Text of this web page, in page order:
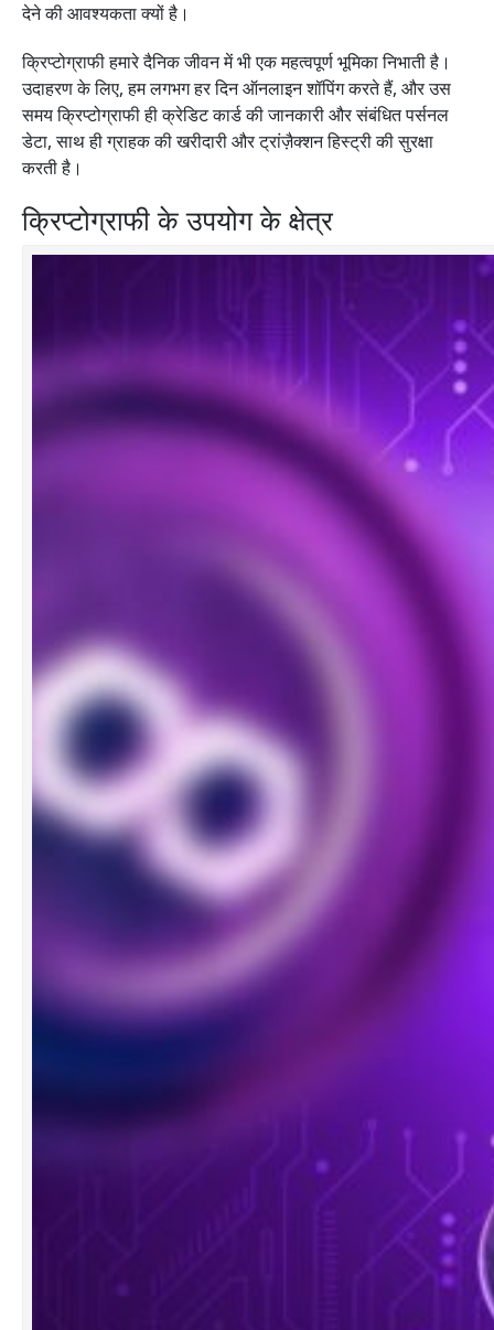
देने की आवश्यकता क्यों है।
क्रिप्टोग्राफी हमारे दैनिक जीवन में भी एक महत्वपूर्ण भूमिका निभाती है।
उदाहरण के लिए, हम लगभग हर दिन ऑनलाइन शॉपिंग करते हैं, और उस
समय क्रिप्टोग्राफी ही क्रेडिट कार्ड की जानकारी और संबंधित पर्सनल
डेटा, साथ ही ग्राहक की खरीदारी और ट्रांज़ैक्शन हिस्ट्री की सुरक्षा
करती है।
क्रिप्टोग्राफी के उपयोग के क्षेत्र